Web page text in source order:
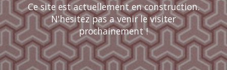
Ce site est actuellement en construction.
N'hesitez pas a venir le visiter
prochainement !